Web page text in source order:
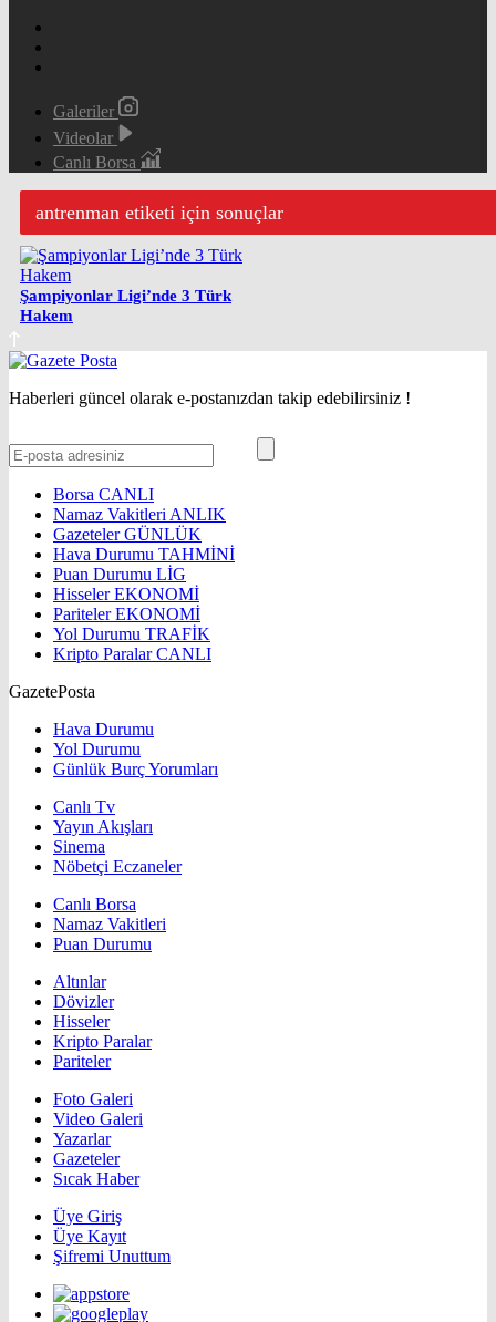
Galeriler
Videolar
Canlı Borsa
antrenman etiketi için sonuçlar
Şampiyonlar Ligi’nde 3 Türk
Hakem
Haberleri güncel olarak e-postanızdan takip edebilirsiniz !
Borsa CANLI
Namaz Vakitleri ANLIK
GazetelerGÜNLÜK
Hava Durumu TAHMİNİ
Puan Durumu LİG
HisselerEKONOMİ
ParitelerEKONOMİ
Yol Durumu TRAFİK
Kripto ParalarCANLI
GazetePosta
Hava Durumu
Yol Durumu
Günlük Burç Yorumları
Canlı Tv
Yayın Akışları
Sinema
Nöbetçi Eczaneler
Canlı Borsa
Namaz Vakitleri
Puan Durumu
Altınlar
Dövizler
Hisseler
Kripto Paralar
Pariteler
Foto Galeri
Video Galeri
Yazarlar
Gazeteler
Sıcak Haber
Üye Giriş
Üye Kayıt
Şifremi Unuttum